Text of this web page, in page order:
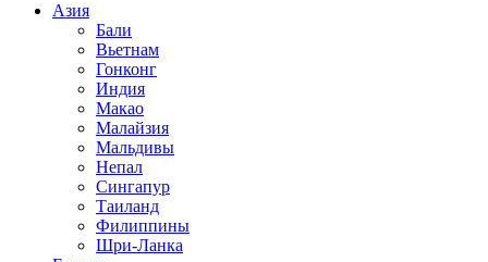
Азия
Бали
Вьетнам
Гонконг
Индия
Макао
Малайзия
Мальдивы
Непал
Сингапур
Таиланд
Филиппины
Шри-Ланка